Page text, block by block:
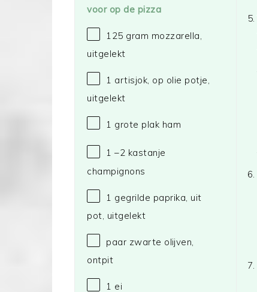
voor op de pizza
125 gram mozzarella,
uitgelekt
1 artisjok, op olie potje,
uitgelekt
1 grote plak ham
1 –2 kastanje
champignons
1 gegrilde paprika, uit
pot, uitgelekt
paar zwarte olijven,
ontpit
1 ei